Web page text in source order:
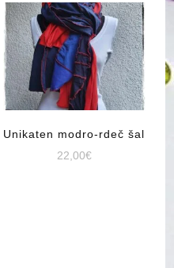
Unikaten modro-rdeč šal
22,00€